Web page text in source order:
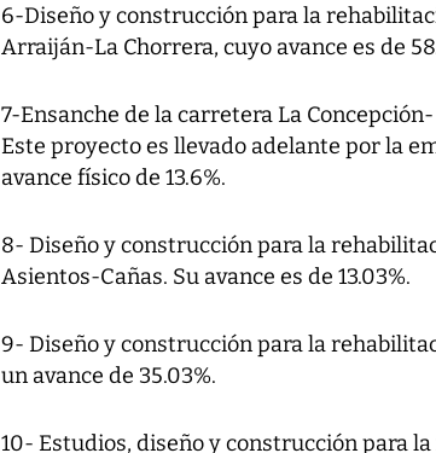
6-Diseño y construcción para la
Arraiján-La Chorrera, cuyo avance es de
7-Ensanche de la carretera La
Este proyecto es llevado adelante por la
avance físico de 13.6%.
8- Diseño y construcción para la
Asientos-Cañas. Su avance es de 13.03%.
9- Diseño y construcción para la
un avance de 35.03%.
10- Estudios, diseño y construcción para